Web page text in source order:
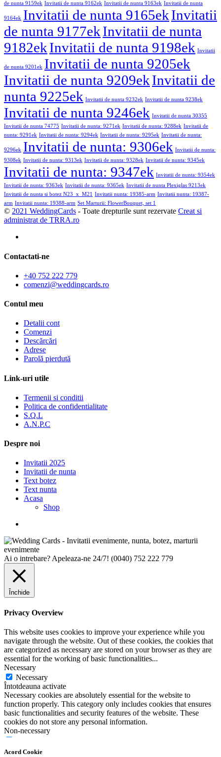
de nunta 9159ek Invitatii de nunta 9162ek Invitatii de nunta 9163ek Invitatii de nunta
9164ek Invitatii de nunta 9165ekInvitatii
de nunta 9177ekInvitatii de nunta
9182ekInvitatii de nunta 9198ek Invitatii
de nunta 9201ek Invitatii de nunta 9205ek
Invitatii de nunta 9209ekInvitatii de
nunta 9225ek Invitatii de nunta 9232ek Invitatii de nunta 9238ek
Invitatii de nunta 9246ek Invitatii de nunta 30355
Invitatii de nunta 74775 Invitatii de nunta: 9271ek Invitatii de nunta: 9288ek Invitatii de
nunta: 9291ek Invitatii de nunta: 9294ek Invitatii de nunta: 9295ek Invitatii de nunta:
9296ek Invitatii de nunta: 9306ek Invitatii de nunta:
9308ek Invitatii de nunta: 9313ek Invitatii de nunta: 9328ek Invitatii de nunta: 9345ek
Invitatii de nunta: 9347ek Invitatii de nunta: 9354ek
Invitatii de nunta: 9363ek Invitatii de nunta: 9365ek Invitatii de nunta Plexiglas 9213ek
Invitatii de nunta si botez N23_x_M21 Invitatii nunta: 19385-arm Invitatii nunta: 19387-
arm Invitatii nunta: 19388-arm Set Marturii: FlowerBouquet, set 1
© 2021 WeddingCards - Toate drepturile sunt rezervate Creat si
administrat de TRRA.ro
Contactati-ne
+40 752 222 779
comenzi@weddingcards.ro
Contul meu
Detalii cont
Comenzi
Descărcări
Adrese
Parolă pierdută
Link-uri utile
Termenii si conditii
Politica de confidentialitate
S.Q.L
A.N.P.C
Despre noi
Invitatii 2025
Invitatii de nunta
Text botez
Text nunta
Acasa
Shop
Ai o intrebare? Apeleaza-ne 24/7! (0040) 752 222 779
Acord Cookie
Închide
Privacy Overview
This website uses cookies to improve your experience while you
navigate through the website. Out of these cookies, the cookies that
are categorized as necessary are stored on your browser as they are
essential for the working of basic functionalities...
Necessary
Necessary
Întotdeauna activate
Necessary cookies are absolutely essential for the website to
function properly. This category only includes cookies that ensures
basic functionalities and security features of the website. These
cookies do not store any personal information.
Non-necessary
Any cookies that may not be particularly necessary for the website